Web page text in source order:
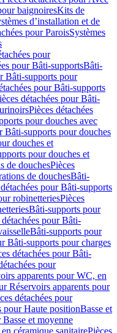
baignoiresKits de
d’installation et de
pour ParoisSystèmes
pour
pour Bâti-supportsBâti-
Bâti-supports pour
pour Bâti-supports
détachées pour Bâti-
Pièces détachées
pour douches avec
Bâti-supports pour douches
douches et
pour douches et
de douchesPièces
de douchesBâti-
pour Bâti-supports
robinetteriesPièces
Bâti-supports pour
détachées pour Bâti-
Bâti-supports pour
Bâti-supports pour charges
détachées pour Bâti-
pour
apparents pour WC, en
Réservoirs apparents pour
détachées pour
pour Haute positionBasse et
Basse et moyenne
céramique sanitairePièces